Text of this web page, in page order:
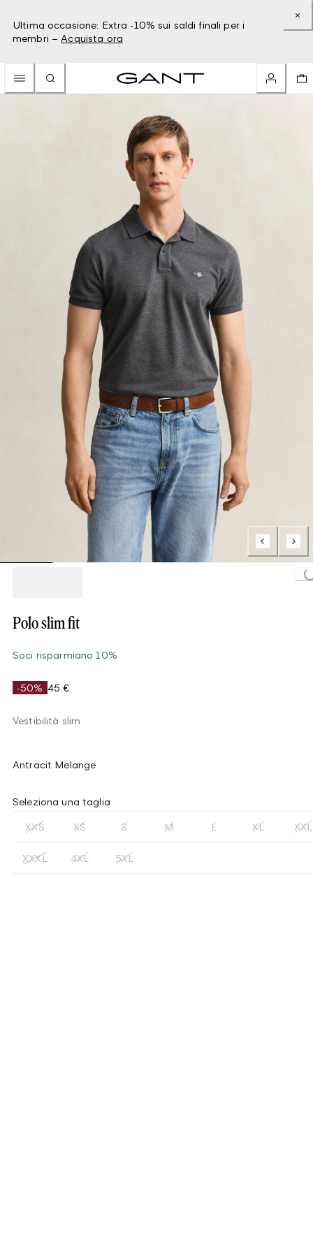
Ultima occasione: Extra -10% sui saldi finali per i
membri – Acquista ora
Polo slim fit
Soci risparmiano 10%
-50% 45 €
Vestibilità slim
Antracit Melange
Seleziona una taglia
XXS XS S M L XL XXL
XXXL 4XL 5XL